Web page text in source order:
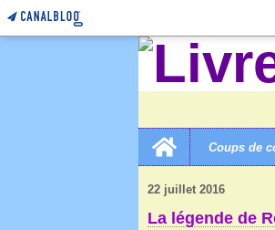
Home
Coups de
LIVRES ET AUTRES
22 juillet 2016
La légende de